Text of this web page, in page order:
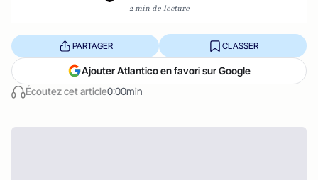
2 min de lecture
Écoutez cet article0:00min
PARTAGER CLASSER
Ajouter Atlantico en favori sur Google